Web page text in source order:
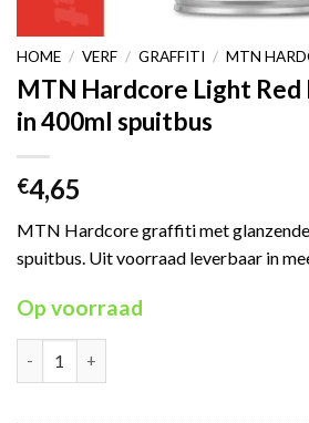
HOME / VERF / GRAFFITI / MTN
MTN Hardcore Light Red
in 400ml spuitbus
€4,65
MTN Hardcore graffiti met
spuitbus. Uit voorraad leverbaar in
Op voorraad